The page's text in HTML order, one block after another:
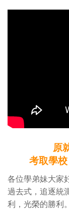
原
考取學
各位學弟妹大家
過去式，追逐統
利，光榮的勝利